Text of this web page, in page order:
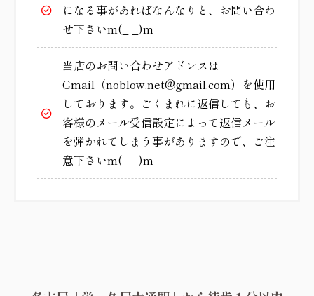
になる事があればなんなりと、お問い合わ
せ下さいm(_ _)m
当店のお問い合わせアドレスは
Gmail（noblow.net@gmail.com）を使用
しております。ごくまれに返信しても、お
客様のメール受信設定によって返信メール
を弾かれてしまう事がありますので、ご注
意下さいm(_ _)m